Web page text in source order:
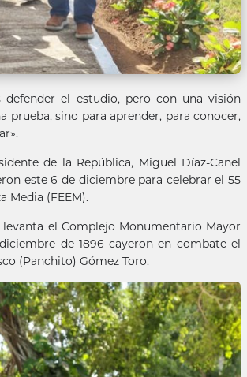
el estudio, pero con una visión
prueba, sino para aprender, para conocer,
de la República, Miguel Díaz-Canel
este 6 de diciembre para celebrar el 55
Media (FEEM).
el Complejo Monumentario Mayor
de 1896 cayeron en combate el
(Panchito) Gómez Toro.